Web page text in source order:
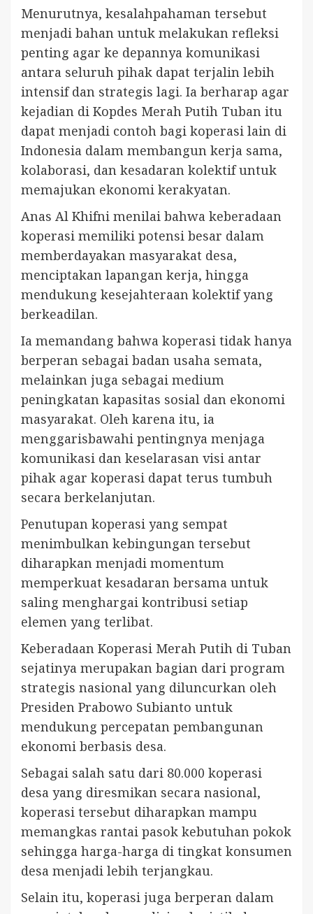
Menurutnya, kesalahpahaman tersebut
menjadi bahan untuk melakukan refleksi
penting agar ke depannya komunikasi
antara seluruh pihak dapat terjalin lebih
intensif dan strategis lagi. Ia berharap agar
kejadian di Kopdes Merah Putih Tuban itu
dapat menjadi contoh bagi koperasi lain di
Indonesia dalam membangun kerja sama,
kolaborasi, dan kesadaran kolektif untuk
memajukan ekonomi kerakyatan.
Anas Al Khifni menilai bahwa keberadaan
koperasi memiliki potensi besar dalam
memberdayakan masyarakat desa,
menciptakan lapangan kerja, hingga
mendukung kesejahteraan kolektif yang
berkeadilan.
Ia memandang bahwa koperasi tidak hanya
berperan sebagai badan usaha semata,
melainkan juga sebagai medium
peningkatan kapasitas sosial dan ekonomi
masyarakat. Oleh karena itu, ia
menggarisbawahi pentingnya menjaga
komunikasi dan keselarasan visi antar
pihak agar koperasi dapat terus tumbuh
secara berkelanjutan.
Penutupan koperasi yang sempat
menimbulkan kebingungan tersebut
diharapkan menjadi momentum
memperkuat kesadaran bersama untuk
saling menghargai kontribusi setiap
elemen yang terlibat.
Keberadaan Koperasi Merah Putih di Tuban
sejatinya merupakan bagian dari program
strategis nasional yang diluncurkan oleh
Presiden Prabowo Subianto untuk
mendukung percepatan pembangunan
ekonomi berbasis desa.
Sebagai salah satu dari 80.000 koperasi
desa yang diresmikan secara nasional,
koperasi tersebut diharapkan mampu
memangkas rantai pasok kebutuhan pokok
sehingga harga-harga di tingkat konsumen
desa menjadi lebih terjangkau.
Selain itu, koperasi juga berperan dalam